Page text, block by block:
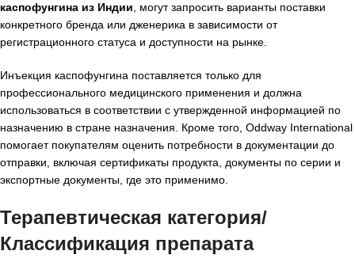
каспофунгина из Индии, могут запросить варианты поставки
конкретного бренда или дженерика в зависимости от
регистрационного статуса и доступности на рынке.
Инъекция каспофунгина поставляется только для
профессионального медицинского применения и должна
использоваться в соответствии с утвержденной информацией по
назначению в стране назначения. Кроме того, Oddway International
помогает покупателям оценить потребности в документации до
отправки, включая сертификаты продукта, документы по серии и
экспортные документы, где это применимо.
Терапевтическая категория/
Классификация препарата